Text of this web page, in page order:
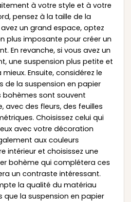
à votre style et à votre
pensez à la taille de la
un grand espace, optez
plus imposante pour créer un
En revanche, si vous avez un
une suspension plus petite et
Ensuite, considérez le
de la suspension en papier
bohèmes sont souvent
avec des fleurs, des feuilles
Choisissez celui qui
avec votre décoration
aux couleurs
intérieur et choisissez une
bohème qui complétera ces
un contraste intéressant.
la qualité du matériau
que la suspension en papier